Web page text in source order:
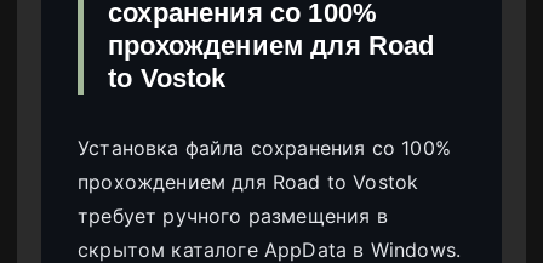
сохранения со 100%
прохождением для Road
to Vostok
Установка файла сохранения со 100%
прохождением для Road to Vostok
требует ручного размещения в
скрытом каталоге AppData в Windows.